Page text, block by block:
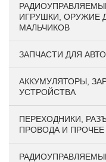
ИГРУШКИ, ОРУЖИЕ
МАЛЬЧИКОВ
ЗАПЧАСТИ ДЛЯ
АККУМУЛЯТОРЫ,
УСТРОЙСТВА
ПЕРЕХОДНИКИ,
ПРОВОДА И ПРОЧЕЕ